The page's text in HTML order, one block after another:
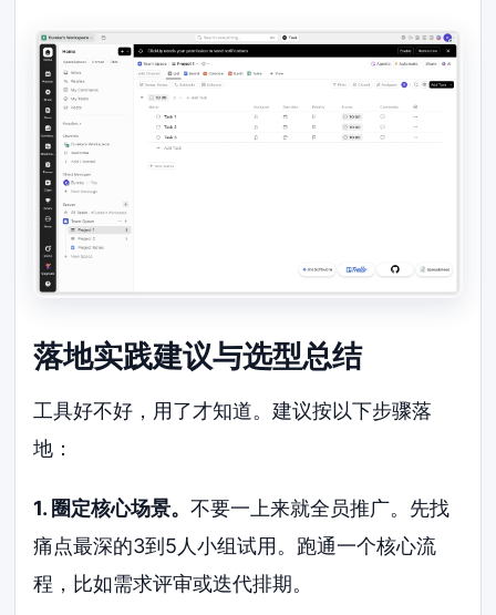
落地实践建议与选型总结
工具好不好，用了才知道。建议按以下步骤落
地：
1. 圈定核心场景。不要一上来就全员推广。先找
痛点最深的3到5人小组试用。跑通一个核心流
程，比如需求评审或迭代排期。